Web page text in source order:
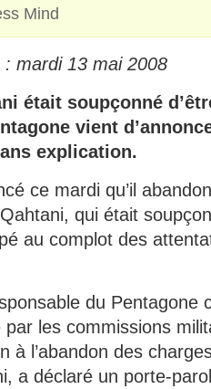
Mind
: mardi 13 mai 2008
était soupçonné
vient
explication.
ce mardi qu’il
qui était
au complot des
du Pentagone
les commissions
à l’abandon des
a déclaré un porte-